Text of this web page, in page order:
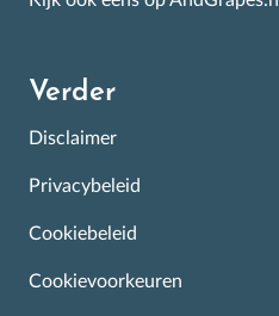
Verder
Disclaimer
Privacybeleid
Cookiebeleid
Cookievoorkeuren